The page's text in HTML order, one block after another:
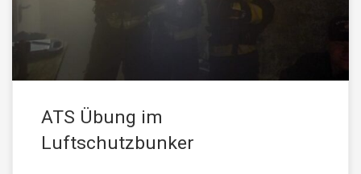
Bezirk Kufstein FF Angerberg FF Buchberg FF Mitterland FF
ATS Übung im
Luftschutzbunker